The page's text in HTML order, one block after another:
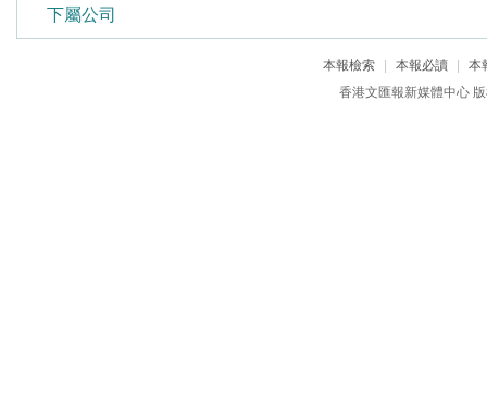
下屬公司
本報檢索 本報必讀
本
香港文匯報新媒體中心